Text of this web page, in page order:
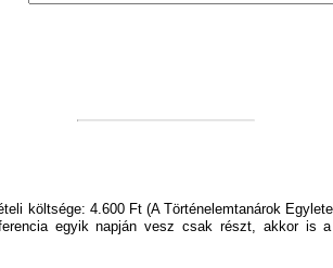
költsége: 4.600 Ft (A Történelemtanárok
egyik napján vesz csak részt, akkor is